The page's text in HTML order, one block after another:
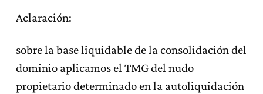
Aclaración:
sobre la base liquidable de la consolidación del
dominio aplicamos el TMG del nudo
propietario determinado en la autoliquidación